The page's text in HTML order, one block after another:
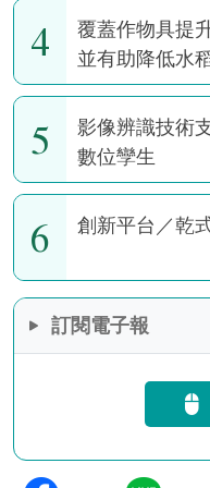
4
覆蓋作物具提
並有助降低水
5
影像辨識技術
數位孿生
6 創新平台／乾
訂閱電子報